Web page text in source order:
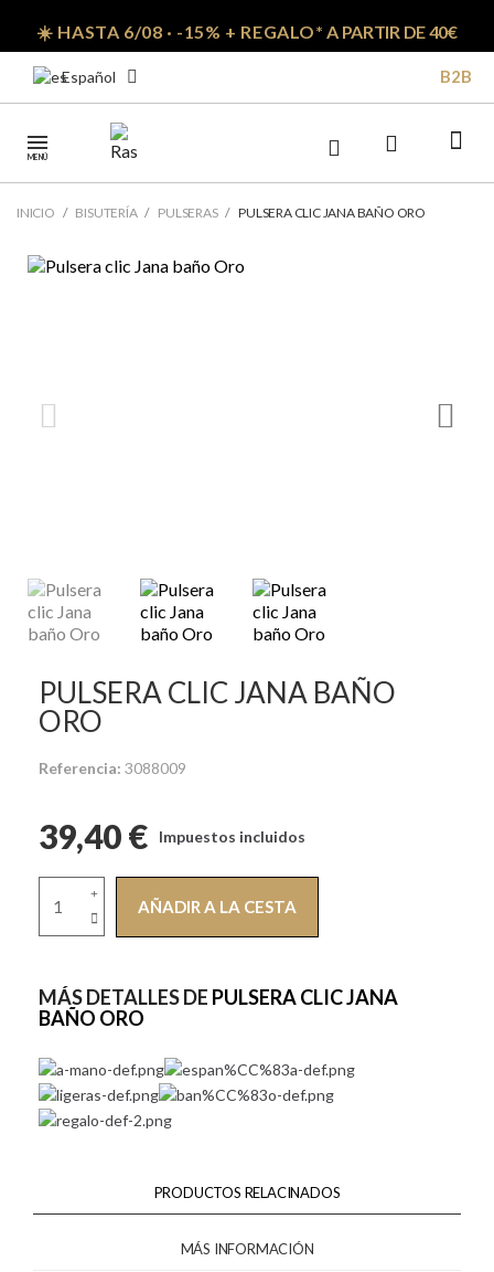
☀️ HASTA 6/08 · -15% + REGALO* A PARTIR DE 40€
Español B2B
MENÚ
INICIO BISUTERÍA PULSERAS PULSERA CLIC JANA BAÑO ORO
PULSERA CLIC JANA BAÑO
ORO
Referencia 3088009
39,40 € Impuestos incluidos
AÑADIR A LA CESTA
MÁS DETALLES DE PULSERA CLIC JANA
BAÑO ORO
PRODUCTOS RELACINADOS
MÁS INFORMACIÓN